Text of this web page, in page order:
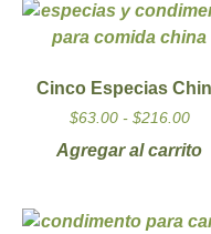
Cinco Especias
$63.00 - $216.00
Agregar al carrito